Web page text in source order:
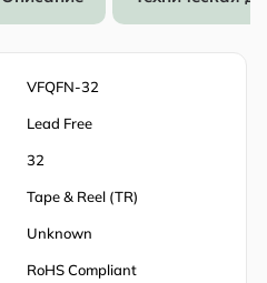
VFQFN-32
Lead Free
32
Tape & Reel (TR)
Unknown
RoHS Compliant